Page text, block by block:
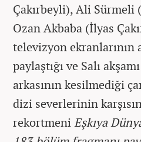
Çakırbeyli), Ali Sürmeli
Ozan Akbaba (İlyas
televizyon
paylaştığı ve Salı
arkasının kesilmediği
dizi severlerinin
rekortmeniEşkıya